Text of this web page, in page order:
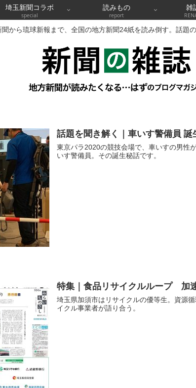
から琉球新報まで、全国の地方新聞24紙を読み倒す。話題
埼玉新聞コラボ
special
読みもの
report
雑
話題を聞き解く｜車いす警備員 誕
東京パラ2020の競技会場で、車いすの男性
いす警備員。その誕生秘話です。
特集｜食品リサイクルループ 加
埼玉県加須市はリサイクルの優等生。資源
イクル事業者が語り合う。